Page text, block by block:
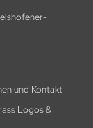
und Kontakt
Logos &